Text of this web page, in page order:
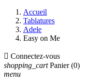
Accueil
Tablatures
Adele
Easy on Me
 Connectez-vous
shopping_cart Panier (0)
menu